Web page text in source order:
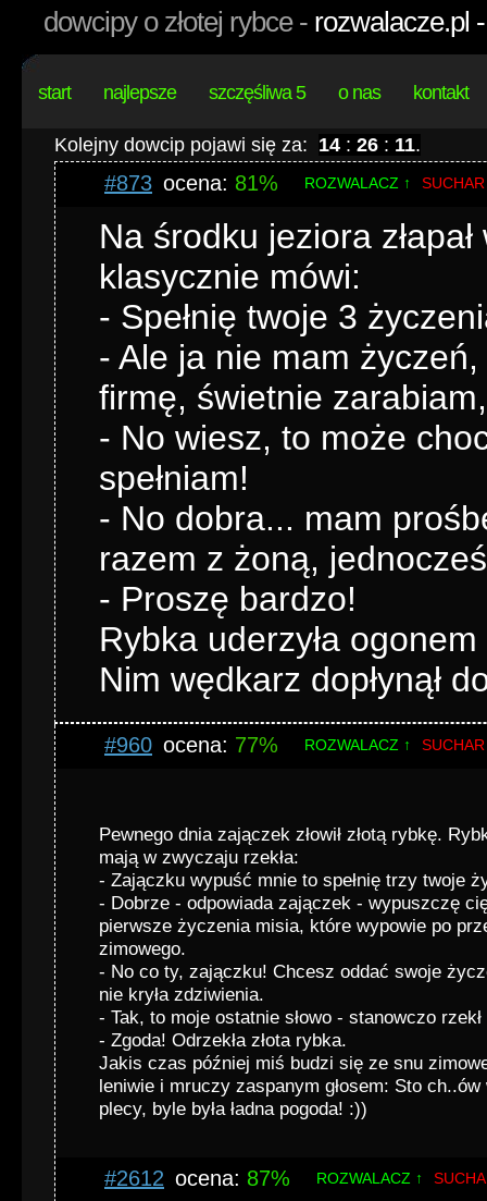
dowcipy o złotej rybce - rozwalacze.pl
start najlepsze szczęśliwa 5 o nas kontakt
Kolejny dowcip pojawi się za: 14 : 26 : 11.
#873 ocena: 81% ROZWALACZ ↑
Na środku jeziora
klasycznie mówi:
- Spełnię twoje 3
- Ale ja nie mam
firmę, świetnie
- No wiesz, to może
spełniam!
- No dobra... mam
razem z żoną,
- Proszę bardzo!
Rybka uderzyła
Nim wędkarz dopłynął
#960 ocena: 77% ROZWALACZ ↑
Pewnego dnia zajączek złowił złotą rybkę.
mają w zwyczaju rzekła:
- Zajączku wypuść mnie to spełnię trzy twoje
- Dobrze - odpowiada zajączek - wypuszczę
pierwsze życzenia misia, które wypowie po
zimowego.
- No co ty, zajączku! Chcesz oddać swoje
nie kryła zdziwienia.
- Tak, to moje ostatnie słowo - stanowczo
- Zgoda! Odrzekła złota rybka.
Jakis czas później miś budzi się ze snu
leniwie i mruczy zaspanym głosem: Sto
plecy, byle była ładna pogoda! :))
#2612 ocena: 87% ROZWALACZ ↑